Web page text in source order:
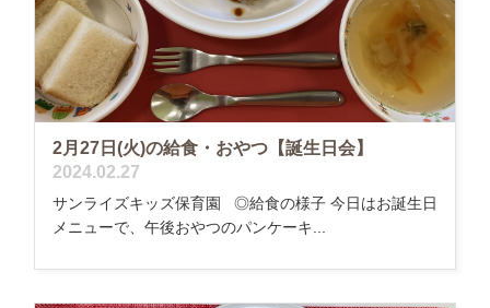
2月27日(火)の給食・おやつ【誕生日会】
2024.02.27
サンライズキッズ保育園 ◎給食の様子 今日はお誕生日
メニューで、午後おやつのパンケーキ...